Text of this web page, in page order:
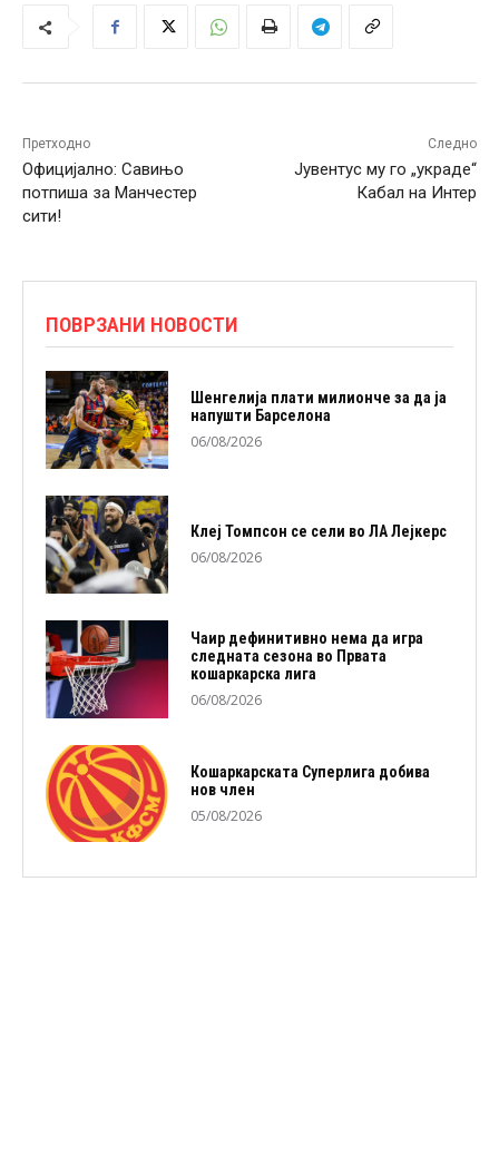
Претходно
Официјално: Савињо
потпиша за Манчестер
сити!
Следно
Јувентус му го „украде“
Кабал на Интер
ПОВРЗАНИ НОВОСТИ
Шенгелија плати милионче за да ја
напушти Барселона
06/08/2026
Клеј Томпсон се сели во ЛА Лејкерс
06/08/2026
Чаир дефинитивно нема да игра
следната сезона во Првата
кошаркарска лига
06/08/2026
Кошаркарската Суперлига добива
нов член
05/08/2026